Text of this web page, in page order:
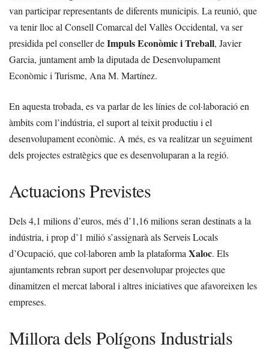
van participar representants de diferents municipis. La reunió, que
va tenir lloc al Consell Comarcal del Vallès Occidental, va ser
presidida pel conseller deImpuls Econòmic i Treball, Javier
Garcia, juntament amb la diputada de Desenvolupament
Econòmic i Turisme, Ana M. Martínez.
En aquesta trobada, es va parlar de les línies de col·laboració en
àmbits com l’indústria, el suport al teixit productiu i el
desenvolupament econòmic. A més, es va realitzar un seguiment
dels projectes estratègics que es desenvoluparan a la regió.
Actuacions Previstes
Dels 4,1 milions d’euros, més d’1,16 milions seran destinats a la
indústria, i prop d’1 milió s’assignarà als Serveis Locals
d’Ocupació, que col·laboren amb la plataforma Xaloc. Els
ajuntaments rebran suport per desenvolupar projectes que
dinamitzen el mercat laboral i altres iniciatives que afavoreixen les
empreses.
Millora dels Polígons Industrials